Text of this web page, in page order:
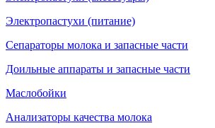
Электропастухи (питание)
Сепараторы молока и запасные части
Доильные аппараты и запасные части
Маслобойки
Анализаторы качества молока